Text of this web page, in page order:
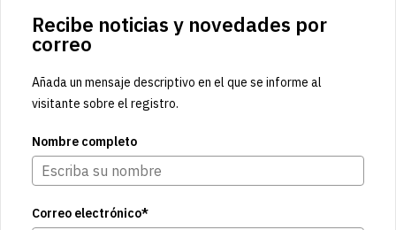
Recibe noticias y novedades por
correo
Añada un mensaje descriptivo en el que se informe al
visitante sobre el registro.
Nombre completo
Correo electrónico*